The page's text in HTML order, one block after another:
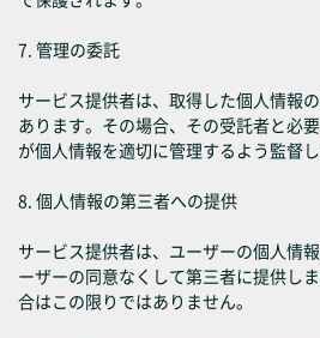
7. 管理の委託
サービス提供者は、取得した個人情報
あります。その場合、その受託者と必
が個人情報を適切に管理するよう監督し
8. 個人情報の第三者への提供
サービス提供者は、ユーザーの個人情
ーザーの同意なくして第三者に提供し
合はこの限りではありません。